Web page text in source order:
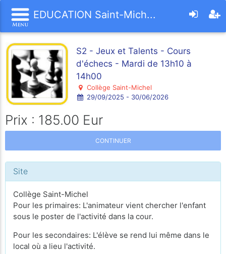
EDUCATION Saint-Mich...
S2 - Jeux et Talents - Cours
d'échecs - Mardi de 13h10 à
14h00
Collège Saint-Michel
29/09/2025 - 30/06/2026
Prix : 185.00 Eur
CONTINUER
Site
Collège Saint-Michel
Pour les primaires: L'animateur vient chercher l'enfant
sous le poster de l'activité dans la cour.
Pour les secondaires: L'élève se rend lui même dans le
local où a lieu l'activité.